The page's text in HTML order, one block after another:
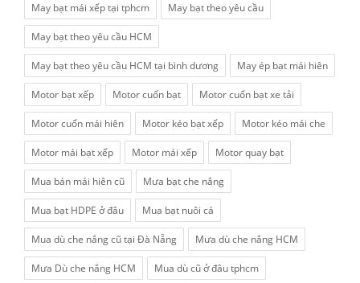
May bạt mái xếp tại tphcm May bạt theo yêu cầu
May bạt theo yêu cầu HCM
May bạt theo yêu cầu HCM tại bình dương May ép bạt mái hiên
Motor bạt xếp Motor cuốn bạt Motor cuốn bạt xe tải
Motor cuốn mái hiên Motor kéo bạt xếp Motor kéo mái che
Motor mái bạt xếp Motor mái xếp Motor quay bạt
Mua bán mái hiên cũ Mưa bạt che nắng
Mua bạt HDPE ở đâu Mua bạt nuôi cá
Mua dù che nắng cũ tại Đà Nẵng Mưa dù che nắng HCM
Mưa Dù che nắng HCM Mua dù cũ ở đâu tphcm